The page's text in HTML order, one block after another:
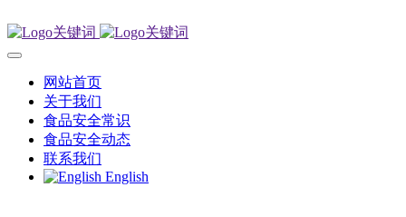
网站首页
关于我们
食品安全常识
食品安全动态
联系我们
English